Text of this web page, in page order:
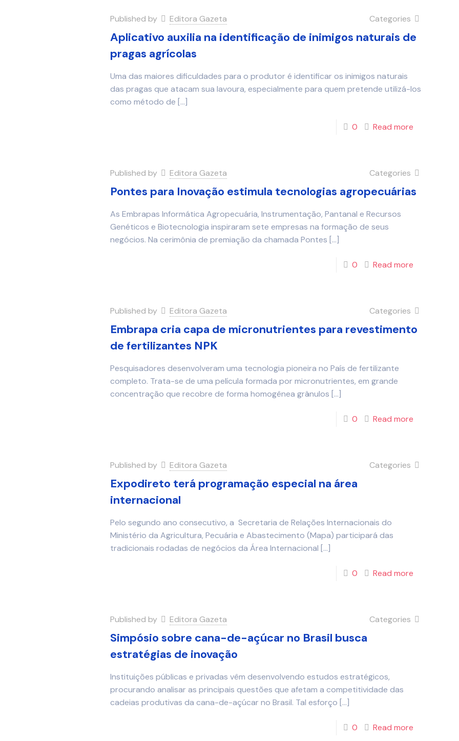
Published by Editora Gazeta Categories
Aplicativo auxilia na identificação de inimigos naturais de
pragas agrícolas
Uma das maiores dificuldades para o produtor é identificar os inimigos naturais
das pragas que atacam sua lavoura, especialmente para quem pretende utilizá-los
como método de […]
0 Read more
Published by Editora Gazeta Categories
Pontes para Inovação estimula tecnologias agropecuárias
As Embrapas Informática Agropecuária, Instrumentação, Pantanal e Recursos
Genéticos e Biotecnologia inspiraram sete empresas na formação de seus
negócios. Na cerimônia de premiação da chamada Pontes […]
0 Read more
Published by Editora Gazeta Categories
Embrapa cria capa de micronutrientes para revestimento
de fertilizantes NPK
Pesquisadores desenvolveram uma tecnologia pioneira no País de fertilizante
completo. Trata-se de uma película formada por micronutrientes, em grande
concentração que recobre de forma homogênea grânulos […]
0 Read more
Published by Editora Gazeta Categories
Expodireto terá programação especial na área
internacional
Pelo segundo ano consecutivo, a Secretaria de Relações Internacionais do
Ministério da Agricultura, Pecuária e Abastecimento (Mapa) participará das
tradicionais rodadas de negócios da Área Internacional […]
0 Read more
Published by Editora Gazeta Categories
Simpósio sobre cana-de-açúcar no Brasil busca
estratégias de inovação
Instituições públicas e privadas vêm desenvolvendo estudos estratégicos,
procurando analisar as principais questões que afetam a competitividade das
cadeias produtivas da cana-de-açúcar no Brasil. Tal esforço […]
0 Read more